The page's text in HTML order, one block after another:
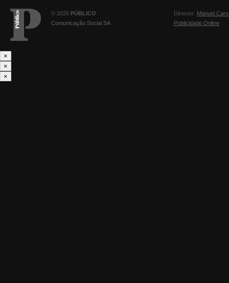
© 2026 PÚBLICO
Comunicação Social SA
Director: Manuel
Publicidade Online
×
×
×